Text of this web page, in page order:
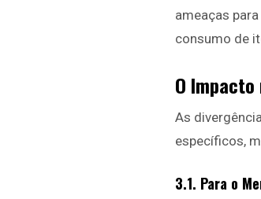
ameaças
consumo de
O
As
específicos,
3.1. Para o